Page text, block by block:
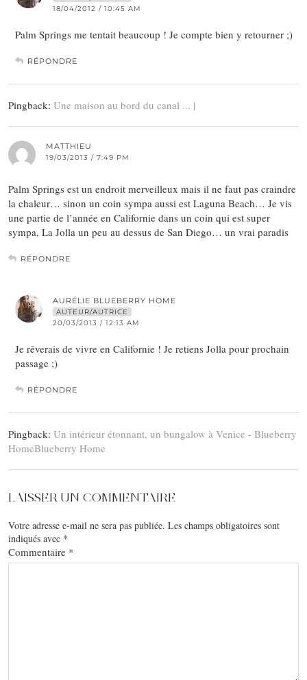
18/04/2012 / 10:45 AM
Palm Springs me tentait beaucoup ! Je compte bien y retourner ;)
RÉPONDRE
Pingback: Une maison au bord du canal ... |
MATTHIEU
19/03/2013 / 7:49 PM
Palm Springs est un endroit merveilleux mais il ne faut pas craindre
la chaleur… sinon un coin sympa aussi est Laguna Beach… Je vis
une partie de l’année en Californie dans un coin qui est super
sympa, La Jolla un peu au dessus de San Diego… un vrai paradis
RÉPONDRE
AURÉLIE BLUEBERRY HOME
AUTEUR/AUTRICE
20/03/2013 / 12:13 AM
Je rêverais de vivre en Californie ! Je retiens Jolla pour prochain
passage ;)
RÉPONDRE
Pingback: Un intérieur étonnant, un bungalow à Venice - Blueberry
HomeBlueberry Home
LAISSER UN COMMENTAIRE
Votre adresse e-mail ne sera pas publiée. Les champs obligatoires sont
indiqués avec *
Commentaire *